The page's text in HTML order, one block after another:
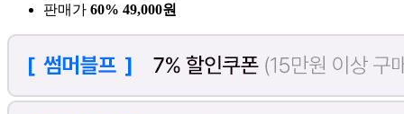
판매가 60% 49,000원